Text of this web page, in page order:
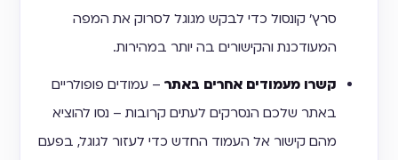
סרץ' קונסול כדי לבקש מגוגל לסרוק את המפה
המעודכנת והקישורים בה יותר במהירות.
קשרו מעמודים אחרים באתר – עמודים פופולריים
באתר שלכם הנסרקים לעתים קרובות – נסו להוציא
מהם קישור אל העמוד החדש כדי לעזור לגוגל, בפעם